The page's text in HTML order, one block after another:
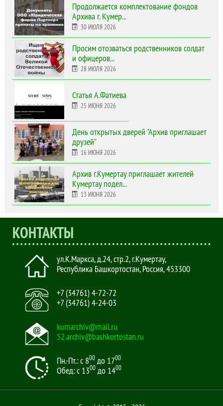
Продолжается комплектование фондов
Архива г. Кумер...
30 ИЮЛЯ 2026
Просим отозваться родственников солдат
и офицеров...
28 ИЮЛЯ 2026
Статья А.Фатиева
25 ИЮНЯ 2026
День открытых дверей "Архив приглашает
друзей"
16 ИЮНЯ 2026
Архив г.Кумертау приглашает жителей
Кумертау подел...
13 ИЮНЯ 2026
КОНТАКТЫ
ул.К.Маркса, д.24, стр.2,г.Кумертау,
Республика Башкортостан, Россия,453300
+7 (34761) 4-72-72
+7 (34761) 4-24-03
kumarchiv@mail.ru
52.archiv@bashkortostan.ru
Пн.-Пт.: с 800 до 1700
Обед: с 1300 до 1400